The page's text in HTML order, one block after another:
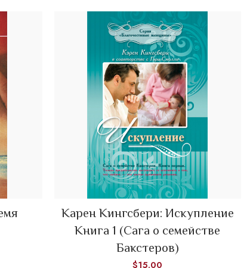
Ханна обрела любовь и новую семью с богатым
ее давняя мечта о работе в медицинской сфере. Но
ее, включая упрямого и твердолобого отца, и душевные
с ее психически неуравновешенной сестрой
ставит Ханну перед мучительным решением. Выберет ли
на призыв и вернется к простой жизни — а
ADD TO CART
Карен Кингсбери: Искупление
Книга 1 (Сага о семействе
Бакстеров)
$15.00